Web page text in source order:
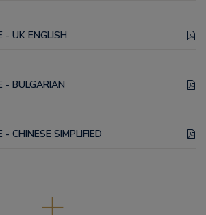
- UK ENGLISH
- BULGARIAN
CHINESE SIMPLIFIED